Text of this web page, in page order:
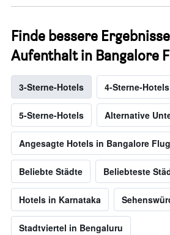
Finde bessere
Aufenthalt in Bangalore
3-Sterne-Hotels 4-Sterne-Hotels
5-Sterne-Hotels Alternative
Angesagte Hotels in Bangalore
Beliebte Städte Beliebteste
Hotels in Karnataka
Stadtviertel in Bengaluru